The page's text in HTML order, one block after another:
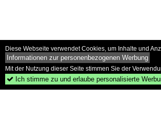
Diese Webseite verwendet Cookies, um Inhalte und
Informationen zur personenbezogenen Werbung
Mit der Nutzung dieser Seite stimmen Sie der
 Ich stimme zu und erlaube personalisierte